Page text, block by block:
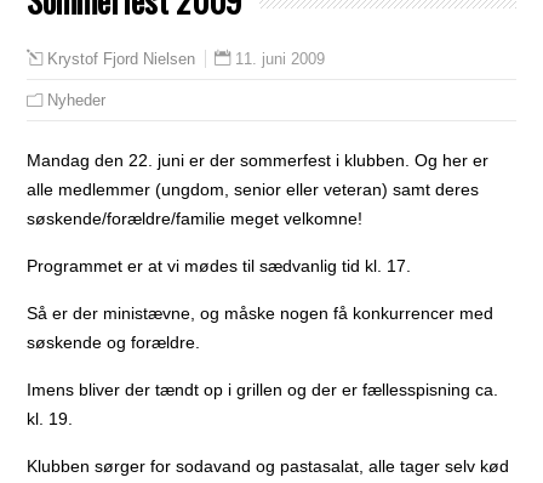
Krystof Fjord Nielsen 11. juni 2009
Nyheder
Mandag den 22. juni er der sommerfest i klubben. Og her er
alle medlemmer (ungdom, senior eller veteran) samt deres
søskende/forældre/familie meget velkomne!
Programmet er at vi mødes til sædvanlig tid kl. 17.
Så er der ministævne, og måske nogen få konkurrencer med
søskende og forældre.
Imens bliver der tændt op i grillen og der er fællesspisning ca.
kl. 19.
Klubben sørger for sodavand og pastasalat, alle tager selv kød